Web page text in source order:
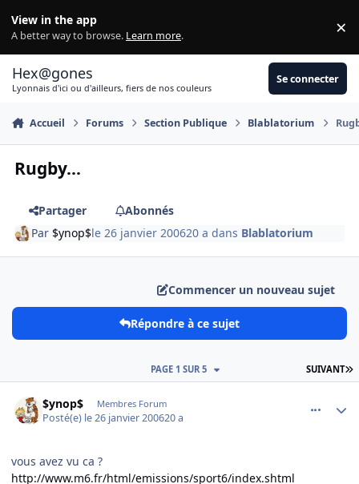
View in the app
A better way to browse. Learn more. ×
Hex@gones
Lyonnais d'ici ou d'ailleurs, fiers de nos couleurs
Se connecter
Accueil Forums Section Publique Blablatorium
Rugby...
Partager
Abonnés
Par $ynop$le 26 janvier 200620 a dans Blablatorium
Commencer un nouveau sujet
Répondre à ce sujet
SUIVANT
PAGE 1 SUR 5
$ynop$ Membres Forum
Posté(e) le 26 janvier 200620 a
vous avez vu ca ?
http://www.m6.fr/html/emissions/sport6/index.shtml